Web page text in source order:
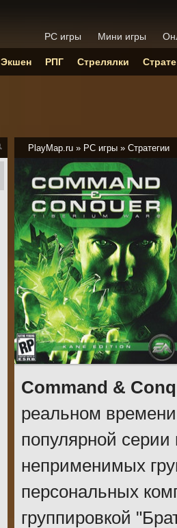
PlayMap.ru » PC игры » Стратегии
Command &
реальном
популярной
неприменимых
персональных
группировкой
PC игры Мини игры
Экшен РПГ Стрелялки